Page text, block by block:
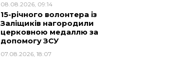
08.08.2026, 09:14
15-річного волонтера із
Заліщиків нагородили
церковною медаллю за
допомогу ЗСУ
07.08.2026, 18:07